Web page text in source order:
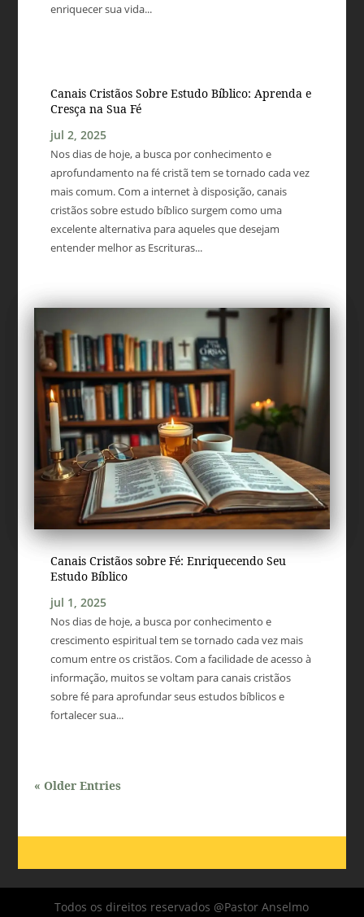
enriquecer sua vida...
Canais Cristãos Sobre Estudo Bíblico: Aprenda e
Cresça na Sua Fé
jul 2, 2025
Nos dias de hoje, a busca por conhecimento e
aprofundamento na fé cristã tem se tornado cada vez
mais comum. Com a internet à disposição, canais
cristãos sobre estudo bíblico surgem como uma
excelente alternativa para aqueles que desejam
entender melhor as Escrituras...
Canais Cristãos sobre Fé: Enriquecendo Seu
Estudo Bíblico
jul 1, 2025
Nos dias de hoje, a busca por conhecimento e
crescimento espiritual tem se tornado cada vez mais
comum entre os cristãos. Com a facilidade de acesso à
informação, muitos se voltam para canais cristãos
sobre fé para aprofundar seus estudos bíblicos e
fortalecer sua...
« Older Entries
Todos os direitos reservados @Pastor Anselmo